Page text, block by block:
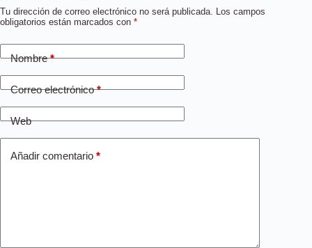
Tu dirección de correo electrónico no será publicada. Los campos
obligatorios están marcados con *
Nombre*
Correo electrónico*
Web
Añadir comentario *